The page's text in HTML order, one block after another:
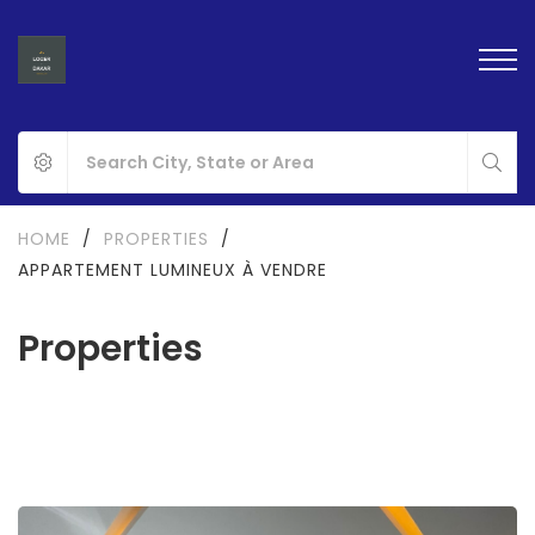
Properties
HOME / PROPERTIES
/
APPARTEMENT LUMINEUX À VENDRE